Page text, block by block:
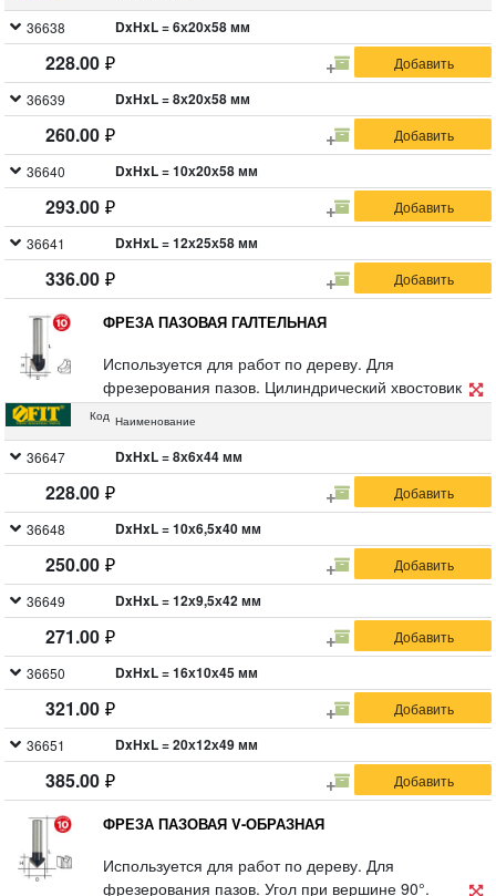
двойной блистер.
36638 DxHxL = 6х20х58 мм
228.00
36639 DxHxL = 8х20х58 мм
260.00
36640 DxHxL = 10х20х58 мм
293.00
36641 DxHxL = 12х25х58 мм
336.00
ФРЕЗА ПАЗОВАЯ ГАЛТЕЛЬНАЯ
Используется для работ по дереву. Для
фрезерования пазов. Цилиндрический хвостовик 8
мм. Материал: инструментальная сталь с
двойной блистер.
Код Наименование
36647 DxHxL = 8х6х44 мм
228.00
36648 DxHxL = 10х6,5x40 мм
250.00
36649 DxHxL = 12х9,5х42 мм
271.00
36650 DxHxL = 16х10х45 мм
321.00
36651 DxHxL = 20х12х49 мм
385.00
ФРЕЗА ПАЗОВАЯ V-ОБРАЗНАЯ
Используется для работ по дереву. Для
фрезерования пазов. Угол при вершине 90°.